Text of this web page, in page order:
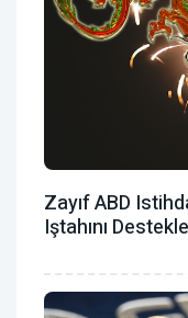
Zayıf ABD
Iştahını